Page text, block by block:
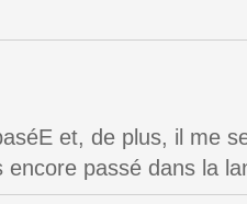
et, de plus, il me
encore passé dans la